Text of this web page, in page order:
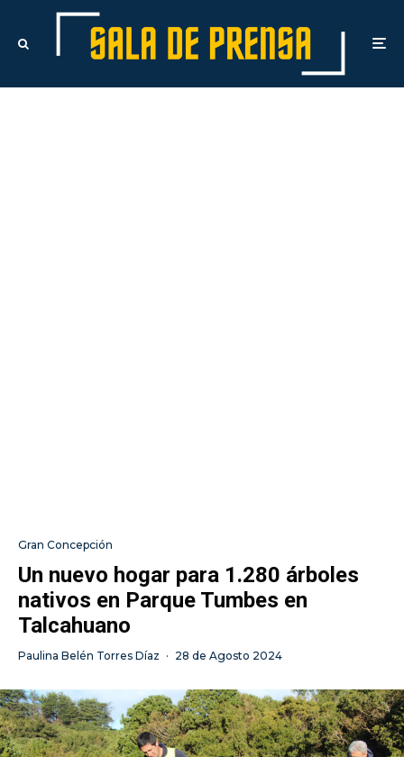
Gran Concepción
Un nuevo hogar para 1.280 árboles
nativos en Parque Tumbes en
Talcahuano
Paulina Belén Torres Díaz · 28 de Agosto 2024